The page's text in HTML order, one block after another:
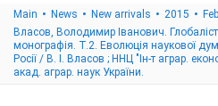
Main News New arrivals 2015
Власов, Володимир Іванович.
монографія. Т.2. Еволюція наукової
Росії / В. І. Власов ; ННЦ "Ін-т аграр.
акад. аграр. наук України.